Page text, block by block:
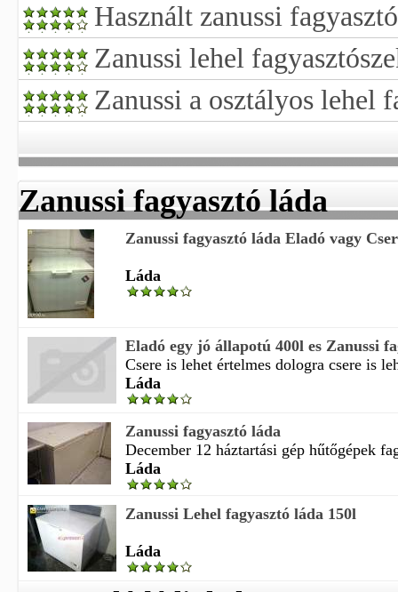
Használt zanussi
Zanussi lehel
Zanussi a osztályos lehel
Zanussi fagyasztó láda
Zanussi fagyasztó láda Eladó vagy
Láda
Eladó egy jó állapotú 400l es Zanussi
Csere is lehet értelmes dologra csere is
Láda
Zanussi fagyasztó láda
December 12 háztartási gép hűtőgépek
Láda
Zanussi Lehel fagyasztó láda 150l
Láda